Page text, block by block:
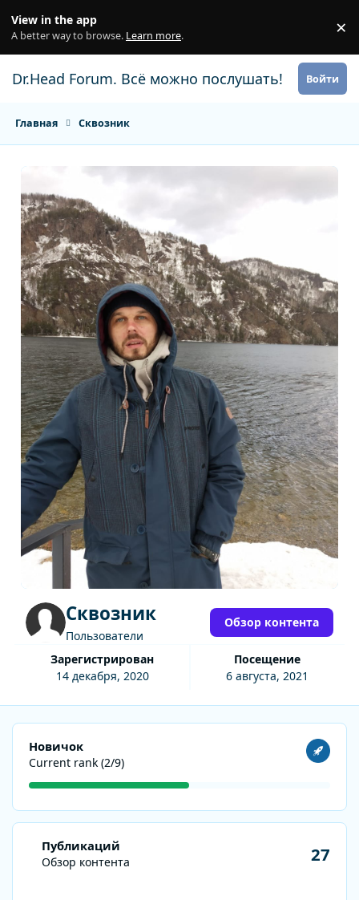
View in the app
A better way to browse. Learn more. ×
Dr.Head Forum. Всё можно послушать! Войти
Главная Сквозник
Сквозник
Пользователи
Зарегистрирован
14 декабря, 2020
Посещение
6 августа, 2021
Обзор контента
Посмотреть все
Новичок
Current rank (2/9)
Обзор контента
Публикаций
Обзор контента 27